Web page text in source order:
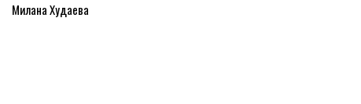
Милана Худаева